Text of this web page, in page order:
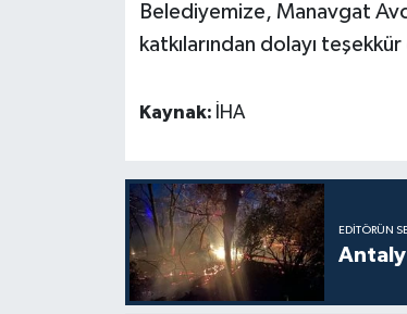
Belediyemize, Manavgat
katkılarından dolayı
Kaynak: İHA
EDITÖRÜN